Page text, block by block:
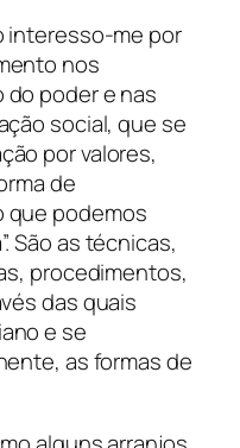
interesso-me por
nos
poder e nas
social, que se
por valores,
de
que podemos
São as técnicas,
procedimentos,
das quais
e se
as formas de